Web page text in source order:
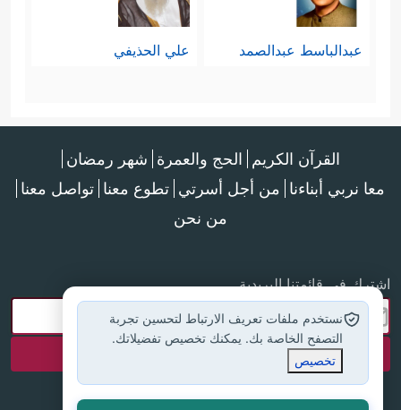
عبدالباسط عبدالصمد علي الحذيفي
القرآن الكريم الحج والعمرة شهر رمضان
معا نربي أبناءنا من أجل أسرتي تطوع معنا تواصل معنا
من نحن
اشترك في قائمتنا البريدية
نستخدم ملفات تعريف الارتباط لتحسين تجربة
التصفح الخاصة بك. يمكنك تخصيص تفضيلاتك.
تخصيص